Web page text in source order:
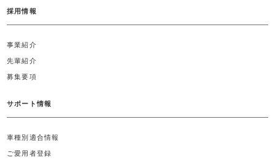
採用情報
事業紹介
先輩紹介
募集要項
サポート情報
車種別適合情報
ご愛用者登録